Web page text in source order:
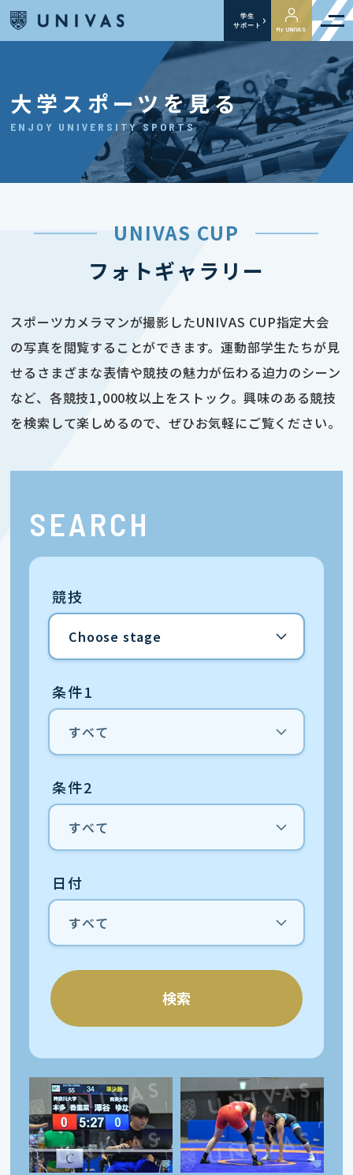
学生
サポート
My UNIVAS
大学スポーツを見る
ENJOY UNIVERSITY SPORTS
UNIVAS CUP
フォトギャラリー
スポーツカメラマンが撮影したUNIVAS CUP指定大会
の写真を閲覧することができます。運動部学生たちが見
せるさまざまな表情や競技の魅力が伝わる迫力のシーン
など、各競技1,000枚以上をストック。興味のある競技
を検索して楽しめるので、ぜひお気軽にご覧ください。
SEARCH
競技
条件1
条件2
日付
検索